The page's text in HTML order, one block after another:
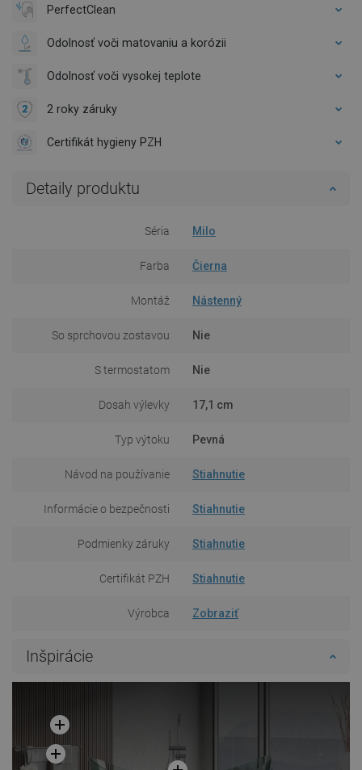
PerfectClean
Odolnosť voči matovaniu a korózii
Odolnosť voči vysokej teplote
2 roky záruky
Certifikát hygieny PZH
Detaily produktu
Séria Milo
Farba Čierna
Montáž Nástenný
So sprchovou zostavou Nie
S termostatom Nie
Dosah výlevky 17,1 cm
Typ výtoku Pevná
Návod na používanie Stiahnutie
Informácie o bezpečnosti Stiahnutie
Podmienky záruky Stiahnutie
Certifikát PZH Stiahnutie
Výrobca Zobraziť
Inšpirácie